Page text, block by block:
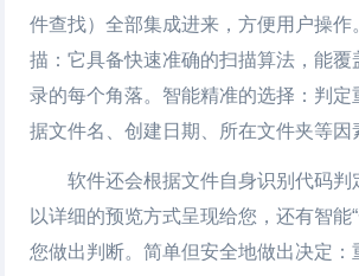
件查找）全部集成进来，方便用户操作
描：它具备快速准确的扫描算法，能覆
录的每个角落。智能精准的选择：判定
据文件名、创建日期、所在文件夹等因
软件还会根据文件自身识别代码判
以详细的预览方式呈现给您，还有智能
您做出判断。简单但安全地做出决定：